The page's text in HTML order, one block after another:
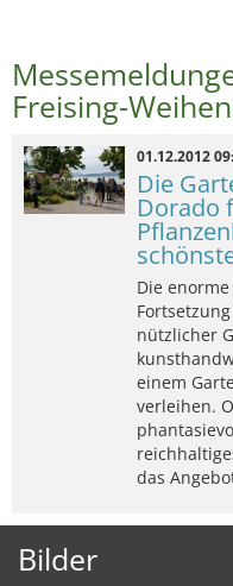
Freising-
01.12.2012
Die
Dorado
Die
nützlicher
einem
verleihen.
das
Bilder